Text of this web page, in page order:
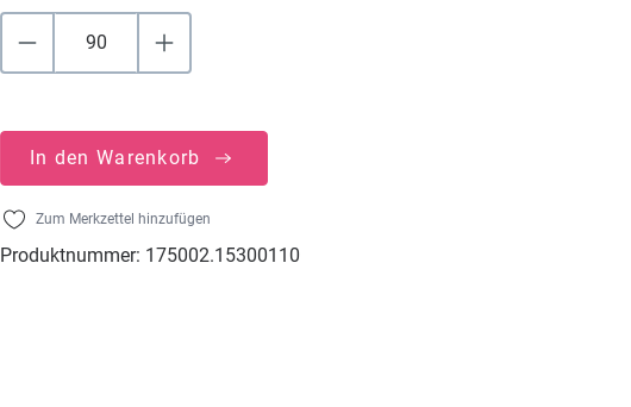
In den Warenkorb
Zum Merkzettel hinzufügen
Produktnummer: 175002.15300110